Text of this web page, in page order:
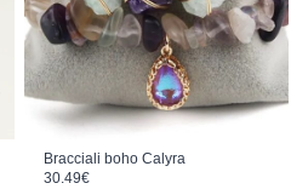
Bracciali boho Calyra
30.49€